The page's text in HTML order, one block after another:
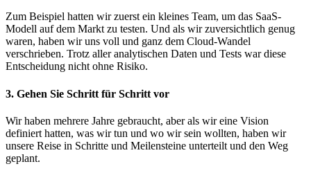
Zum Beispiel hatten wir zuerst ein kleines Team, um das SaaS-
Modell auf dem Markt zu testen. Und als wir zuversichtlich genug
waren, haben wir uns voll und ganz dem Cloud-Wandel
verschrieben. Trotz aller analytischen Daten und Tests war diese
Entscheidung nicht ohne Risiko.
3. Gehen Sie Schritt für Schritt vor
Wir haben mehrere Jahre gebraucht, aber als wir eine Vision
definiert hatten, was wir tun und wo wir sein wollten, haben wir
unsere Reise in Schritte und Meilensteine unterteilt und den Weg
geplant.